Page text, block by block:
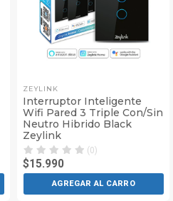
ZEYLINK
Interruptor Inteligente
Wifi Pared 3 Triple Con/Sin
Neutro Hibrido Black
Zeylink
(0)
$15.990
AGREGAR AL CARRO